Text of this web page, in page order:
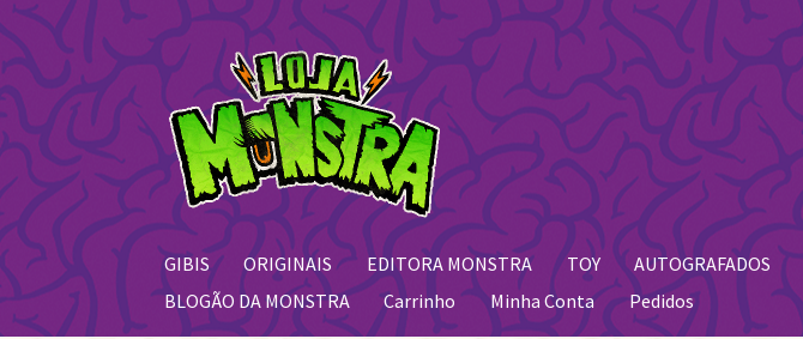
Pular
para
navegação
Pular
para
o
conteúdo
GIBIS ORIGINAIS EDITORA MONSTRA TOY AUTOGRAFADOS
BLOGÃO DA MONSTRA
Carrinho Minha Conta Pedidos